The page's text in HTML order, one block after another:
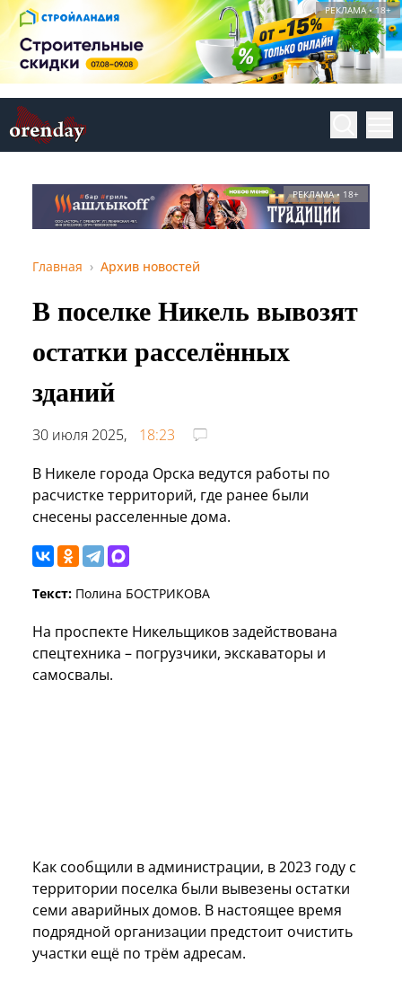
РЕКЛАМА • 18+
РЕКЛАМА • 18+
Главная Архив новостей
В поселке Никель вывозят
остатки расселённых
зданий
30 июля 2025,
18:23
В Никеле города Орска ведутся работы по
расчистке территорий, где ранее были
снесены расселенные дома.
Текст: Полина БОСТРИКОВА
На проспекте Никельщиков задействована
спецтехника – погрузчики, экскаваторы и
самосвалы.
Как сообщили в администрации, в 2023 году с
территории поселка были вывезены остатки
семи аварийных домов. В настоящее время
подрядной организации предстоит очистить
участки ещё по трём адресам.